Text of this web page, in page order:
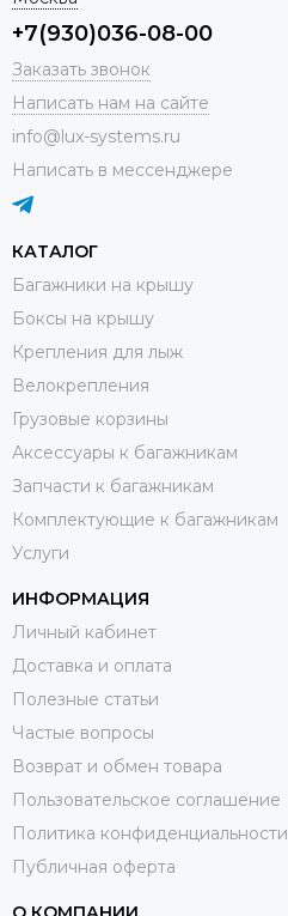
+7(930)036-08-00
Заказать звонок
Написать нам на сайте
info@lux-systems.ru
Написать в мессенджере
КАТАЛОГ
Багажники на крышу
Боксы на крышу
Крепления для лыж
Велокрепления
Грузовые корзины
Аксессуары к багажникам
Запчасти к багажникам
Комплектующие к багажникам
Услуги
ИНФОРМАЦИЯ
Личный кабинет
Доставка и оплата
Полезные статьи
Частые вопросы
Возврат и обмен товара
Пользовательское соглашение
Политика конфиденциальности
Публичная оферта